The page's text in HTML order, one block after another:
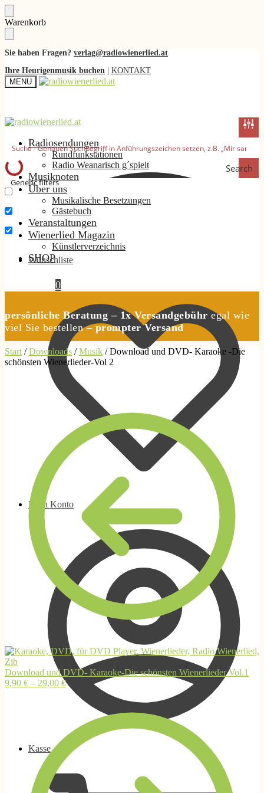
Skip
to
navigation
Skip
to
content
Warenkorb
Sie haben Fragen? verlag@radiowienerlied.at
Ihre Heurigenmusik buchen
KONTAKT
MENU
Search
Generic filters
Nur exakte Ergebnisse
Suche im Titel
Suche im Inhalt
Wunschliste
Mein Konto
Kasse
Radiosendungen
Rundfunkstationen
Radio Weanarisch g´spielt
Musiknoten
Über uns
Musikalische Besetzungen
Gästebuch
Veranstaltungen
Wienerlied Magazin
Künstlerverzeichnis
SHOP
0
persönliche Beratung – 1x Versandgebühr egal wie
viel Sie bestellen– prompter Versand
Start /Downloads /Musik /Download und DVD- Karaoke -Die
schönsten Wienerlieder-Vol 2
Download und DVD- Karaoke-Die schönsten Wienerlieder Vol.1
9,90 € – 29,00 €